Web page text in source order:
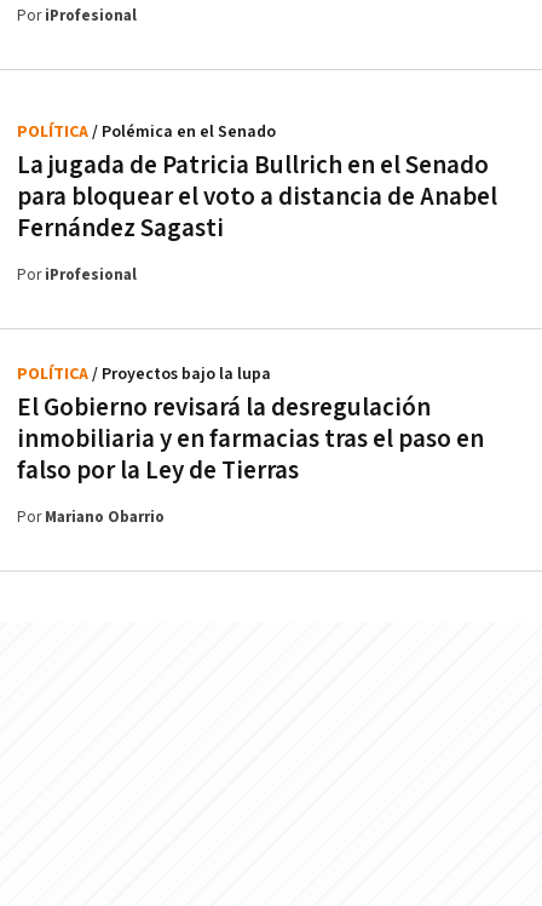
PoriProfesional
La jugada de Patricia Bullrich en el Senado
para bloquear el voto a distancia de Anabel
Fernández Sagasti
POLÍTICA/ Polémica en el Senado
PoriProfesional
El Gobierno revisará la desregulación
inmobiliaria y en farmacias tras el paso en
falso por la Ley de Tierras
POLÍTICA/ Proyectos bajo la lupa
PorMariano Obarrio